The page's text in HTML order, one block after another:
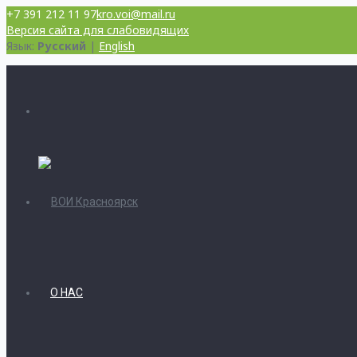
+7 391 212 11 97kro.voi@mail.ru
Версия сайта для слабовидящих
Язык: Русский | English
О НАС